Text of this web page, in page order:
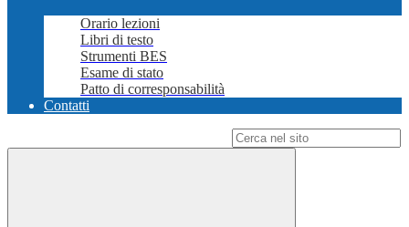
Orario lezioni
Libri di testo
Strumenti BES
Esame di stato
Patto di corresponsabilità
Contatti